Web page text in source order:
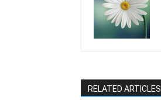
RELATED ARTICLES